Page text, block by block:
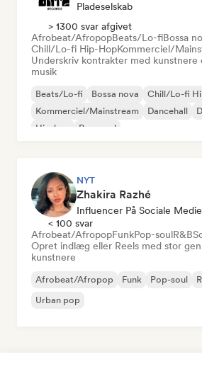
Pladeselskab
> 1300 svar afgivet
Afrobeat/AfropopBeats/Lo-fiBossa
Chill/Lo-fi Hip-HopKommerciel/
Underskriv kontrakter med kunstnere
musik
Beats/Lo-fi Bossa nova
Chill/Lo-fi
Kommerciel/Mainstream
Dancehall
Hip-hop
Pop-soul
NYT
Zhakira Razhé
Influencer På Sociale
< 100 svar
Afrobeat/AfropopFunkPop-soulR&B
Opret indlæg eller Reels med stor
kunstnere
Afrobeat/Afropop Funk Pop-soul
Urban pop